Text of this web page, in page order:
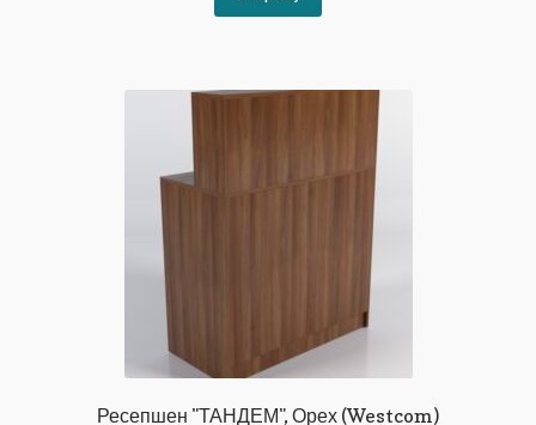
20983₽.
Ресепшен "ТАНДЕМ", Орех (Westcom)